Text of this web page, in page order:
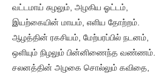
வட்டமாய் சுழலும், அழகிய ஓட்டம்,
இயற்கையின் மாயம், எளிய தோற்றம்.
ஆழத்தின் ரகசியம், மேற்பரப்பில் நடனம்,
ஒளியும் நிழலும் பின்னிணைந்த வண்ணம்.
சலனத்தின் அழகை சொல்லும் கவிதை,